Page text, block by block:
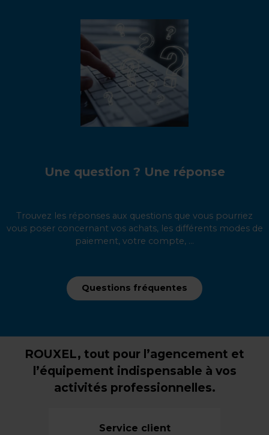
Une question ? Une réponse
Trouvez les réponses aux questions que vous pourriez
vous poser concernant vos achats, les différents modes de
paiement, votre compte, ...
Questions fréquentes
ROUXEL, tout pour l’agencement et
l’équipement indispensable à vos
activités professionnelles.
Service client